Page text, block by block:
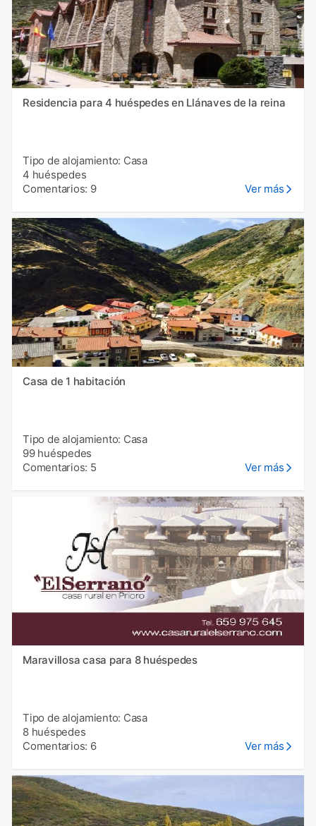
Residencia para 4 huéspedes en Llánaves de la reina
Tipo de alojamiento: Casa
4 huéspedes
Comentarios: 9
Ver más
Casa de 1 habitación
Tipo de alojamiento: Casa
99 huéspedes
Comentarios: 5
Ver más
Maravillosa casa para 8 huéspedes
Tipo de alojamiento: Casa
8 huéspedes
Comentarios: 6
Ver más